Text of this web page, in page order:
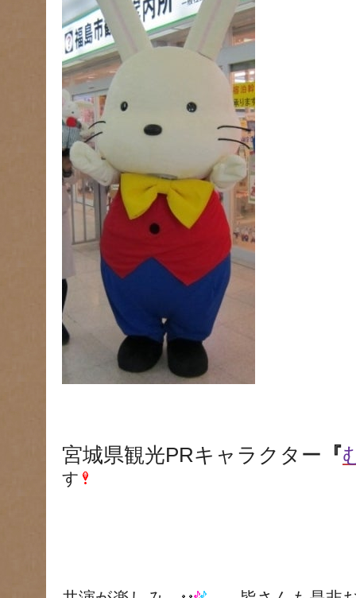
宮城県観光PRキャラクター 『
す